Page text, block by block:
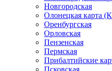
Новгородская
Олонецкая карта
Оренбургская
Орловская
Пензенская
Пермская
Прибалтийские